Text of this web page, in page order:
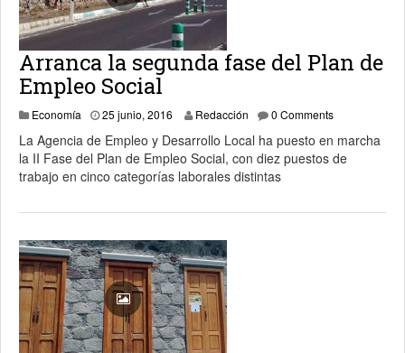
Arranca la segunda fase del Plan de
Empleo Social
Economía 25 junio, 2016 27 junio, 2016
Redacción 0 Comments
La Agencia de Empleo y Desarrollo Local ha puesto en marcha
la II Fase del Plan de Empleo Social, con diez puestos de
trabajo en cinco categorías laborales distintas